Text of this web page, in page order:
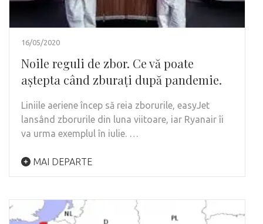
16/05/2020
Noile reguli de zbor. Ce vă poate
aștepta când zburați după pandemie.
Liniile aeriene încep să reia zborurile, easyJet
lansând zborurile din luna viitoare, iar Ryanair îi
va urma exemplul în iulie. …
MAI DEPARTE